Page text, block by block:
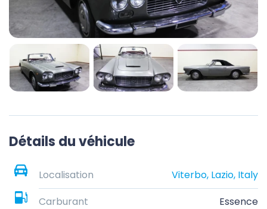
Détails du véhicule
Localisation
Viterbo, Lazio, Italy
Carburant
Essence